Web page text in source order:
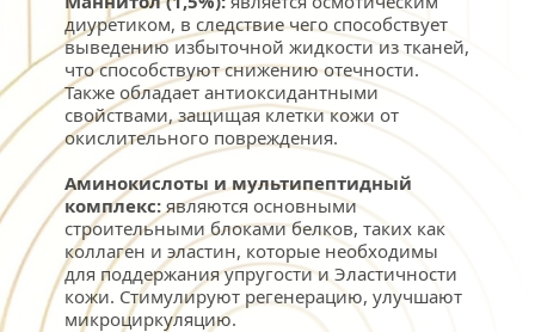
диуретиком, в следствие чего способствует
выведению избыточной жидкости из тканей,
что способствуют снижению отечности.
Также обладает антиоксидантными
свойствами, защищая клетки кожи от
окислительного повреждения.
Аминокислоты и мультипептидный
комплекс: являются основными
строительными блоками белков, таких как
коллаген и эластин, которые необходимы
для поддержания упругости и Эластичности
кожи. Стимулируют регенерацию, улучшают
микроциркуляцию.